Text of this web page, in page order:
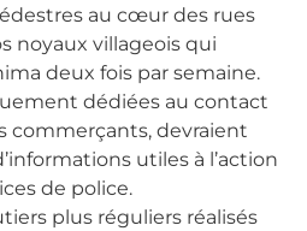
au cœur des rues
noyaux villageois qui
deux fois par semaine.
dédiées au contact
commerçants, devraient
utiles à l’action
de police.
plus réguliers réalisés